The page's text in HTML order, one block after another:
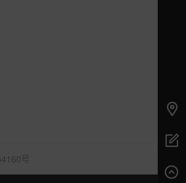
号